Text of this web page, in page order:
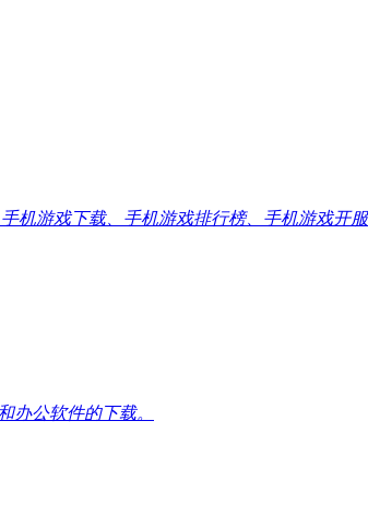
机游戏下载、手机游戏排行榜、手机游戏
办公软件的下载。